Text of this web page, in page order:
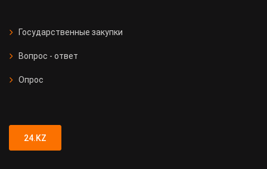
Государственные закупки
Вопрос - ответ
Опрос
24.KZ